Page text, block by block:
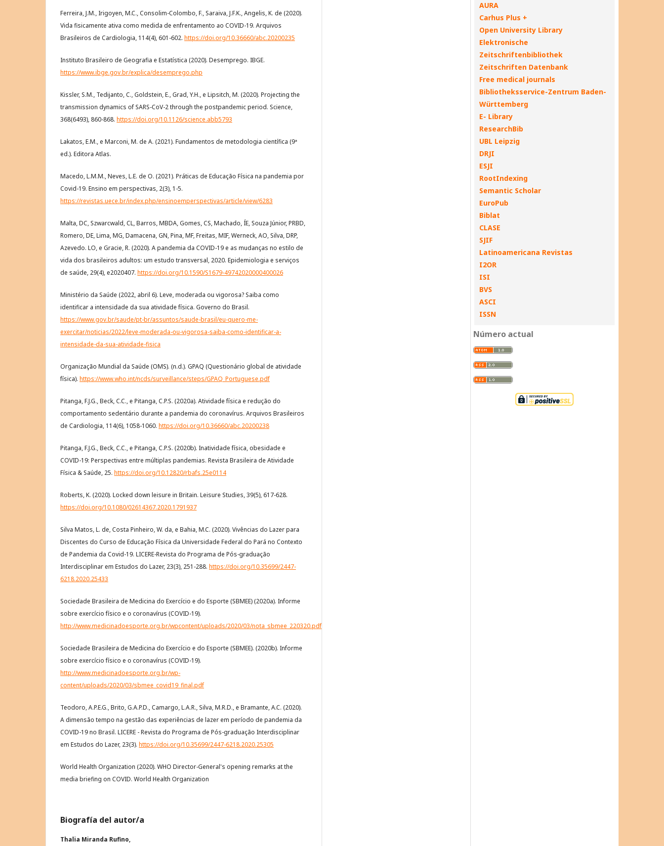
Ferreira, J.M., Irigoyen, M.C., Consolim-Colombo, F., Saraiva, J.F.K., Angelis, K. de (2020).
Vida fisicamente ativa como medida de enfrentamento ao COVID-19. Arquivos
Brasileiros de Cardiologia, 114(4), 601-602. https://doi.org/10.36660/abc.20200235
Instituto Brasileiro de Geografia e Estatística (2020). Desemprego. IBGE.
https://www.ibge.gov.br/explica/desemprego.php
Kissler, S.M., Tedijanto, C., Goldstein, E., Grad, Y.H., e Lipsitch, M. (2020). Projecting the
transmission dynamics of SARS-CoV-2 through the postpandemic period. Science,
368(6493), 860-868. https://doi.org/10.1126/science.abb5793
Lakatos, E.M., e Marconi, M. de A. (2021). Fundamentos de metodologia científica (9ª
ed.). Editora Atlas.
Macedo, L.M.M., Neves, L.E. de O. (2021). Práticas de Educação Física na pandemia por
Covid-19. Ensino em perspectivas, 2(3), 1-5.
https://revistas.uece.br/index.php/ensinoemperspectivas/article/view/6283
Malta, DC, Szwarcwald, CL, Barros, MBDA, Gomes, CS, Machado, ÍE, Souza Júnior, PRBD,
Romero, DE, Lima, MG, Damacena, GN, Pina, MF, Freitas, MIF, Werneck, AO, Silva, DRP,
Azevedo. LO, e Gracie, R. (2020). A pandemia da COVID-19 e as mudanças no estilo de
vida dos brasileiros adultos: um estudo transversal, 2020. Epidemiologia e serviços
de saúde, 29(4), e2020407. https://doi.org/10.1590/S1679-49742020000400026
Ministério da Saúde (2022, abril 6). Leve, moderada ou vigorosa? Saiba como
identificar a intensidade da sua atividade física. Governo do Brasil.
https://www.gov.br/saude/pt-br/assuntos/saude-brasil/eu-quero-me-
exercitar/noticias/2022/leve-moderada-ou-vigorosa-saiba-como-identificar-a-
intensidade-da-sua-atividade-fisica
Organização Mundial da Saúde (OMS). (n.d.). GPAQ (Questionário global de atividade
física). https://www.who.int/ncds/surveillance/steps/GPAQ_Portuguese.pdf
Pitanga, F.J.G., Beck, C.C., e Pitanga, C.P.S. (2020a). Atividade física e redução do
comportamento sedentário durante a pandemia do coronavírus. Arquivos Brasileiros
de Cardiologia, 114(6), 1058-1060. https://doi.org/10.36660/abc.20200238
Pitanga, F.J.G., Beck, C.C., e Pitanga, C.P.S. (2020b). Inatividade física, obesidade e
COVID-19: Perspectivas entre múltiplas pandemias. Revista Brasileira de Atividade
Física & Saúde, 25. https://doi.org/10.12820/rbafs.25e0114
Roberts, K. (2020). Locked down leisure in Britain. Leisure Studies, 39(5), 617-628.
https://doi.org/10.1080/02614367.2020.1791937
Silva Matos, L. de, Costa Pinheiro, W. da, e Bahia, M.C. (2020). Vivências do Lazer para
Discentes do Curso de Educação Física da Universidade Federal do Pará no Contexto
de Pandemia da Covid-19. LICERE-Revista do Programa de Pós-graduação
Interdisciplinar em Estudos do Lazer, 23(3), 251-288. https://doi.org/10.35699/2447-
6218.2020.25433
Sociedade Brasileira de Medicina do Exercício e do Esporte (SBMEE) (2020a). Informe
sobre exercício físico e o coronavírus (COVID-19).
http://www.medicinadoesporte.org.br/wpcontent/uploads/2020/03/nota_sbmee_220320.pdf
Sociedade Brasileira de Medicina do Exercício e do Esporte (SBMEE). (2020b). Informe
sobre exercício físico e o coronavírus (COVID-19).
http://www.medicinadoesporte.org.br/wp-
content/uploads/2020/03/sbmee_covid19_final.pdf
Teodoro, A.P.E.G., Brito, G.A.P.D., Camargo, L.A.R., Silva, M.R.D., e Bramante, A.C. (2020).
A dimensão tempo na gestão das experiências de lazer em período de pandemia da
COVID-19 no Brasil. LICERE - Revista do Programa de Pós-graduação Interdisciplinar
em Estudos do Lazer, 23(3). https://doi.org/10.35699/2447-6218.2020.25305
World Health Organization (2020). WHO Director-General's opening remarks at the
media briefing on COVID. World Health Organization
Biografía del autor/a
Thalia Miranda Rufino,
AURA
Carhus Plus +
Open University Library
Elektronische
Zeitschriftenbibliothek
Zeitschriften Datenbank
Free medical journals
Bibliotheksservice-Zentrum Baden-
Württemberg
E- Library
ResearchBib
UBL Leipzig
DRJI
ESJI
RootIndexing
Semantic Scholar
EuroPub
Biblat
CLASE
SJIF
Latinoamericana Revistas
I2OR
ISI
BVS
ASCI
ISSN
Número actual